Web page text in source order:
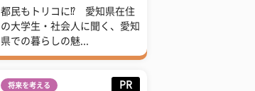
都民もトリコに⁉ 愛知県在住
の大学生・社会人に聞く、愛知
県での暮らしの魅...
将来を考える PR